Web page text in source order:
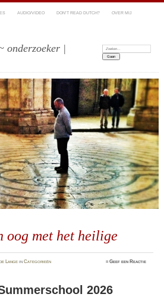
AUDIO/VIDEO DON’T READ DUTCH? OVER MIJ
onderzoeker |
Zoeken:
oog met het heilige
Lange inCategorieën ≈Geef een Reactie
2026